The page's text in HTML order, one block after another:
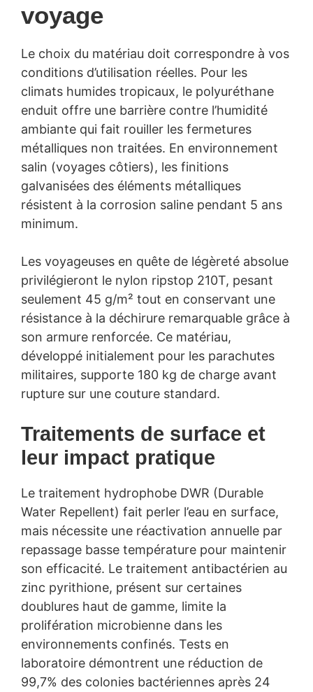
voyage
Le choix du matériau doit correspondre à vos
conditions d’utilisation réelles. Pour les
climats humides tropicaux, le polyuréthane
enduit offre une barrière contre l’humidité
ambiante qui fait rouiller les fermetures
métalliques non traitées. En environnement
salin (voyages côtiers), les finitions
galvanisées des éléments métalliques
résistent à la corrosion saline pendant 5 ans
minimum.
Les voyageuses en quête de légèreté absolue
privilégieront le nylon ripstop 210T, pesant
seulement 45 g/m² tout en conservant une
résistance à la déchirure remarquable grâce à
son armure renforcée. Ce matériau,
développé initialement pour les parachutes
militaires, supporte 180 kg de charge avant
rupture sur une couture standard.
Traitements de surface et
leur impact pratique
Le traitement hydrophobe DWR (Durable
Water Repellent) fait perler l’eau en surface,
mais nécessite une réactivation annuelle par
repassage basse température pour maintenir
son efficacité. Le traitement antibactérien au
zinc pyrithione, présent sur certaines
doublures haut de gamme, limite la
prolifération microbienne dans les
environnements confinés. Tests en
laboratoire démontrent une réduction de
99,7% des colonies bactériennes après 24